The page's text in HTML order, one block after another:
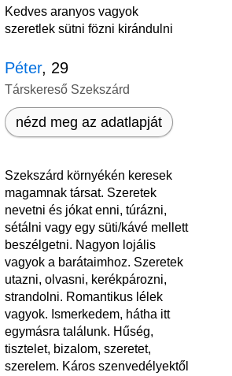
Kedves aranyos vagyok
szeretlek sütni fözni kirándulni
Péter, 29
Társkereső Szekszárd
nézd meg az adatlapját
Szekszárd környékén keresek
magamnak társat. Szeretek
nevetni és jókat enni, túrázni,
sétálni vagy egy süti/kávé mellett
beszélgetni. Nagyon lojális
vagyok a barátaimhoz. Szeretek
utazni, olvasni, kerékpározni,
strandolni. Romantikus lélek
vagyok. Ismerkedem, hátha itt
egymásra találunk. Hűség,
tisztelet, bizalom, szeretet,
szerelem. Káros szenvedélyektől